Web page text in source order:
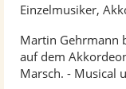
Einzelmusiker,
Martin Gehrmann
auf dem
Marsch. - Musical